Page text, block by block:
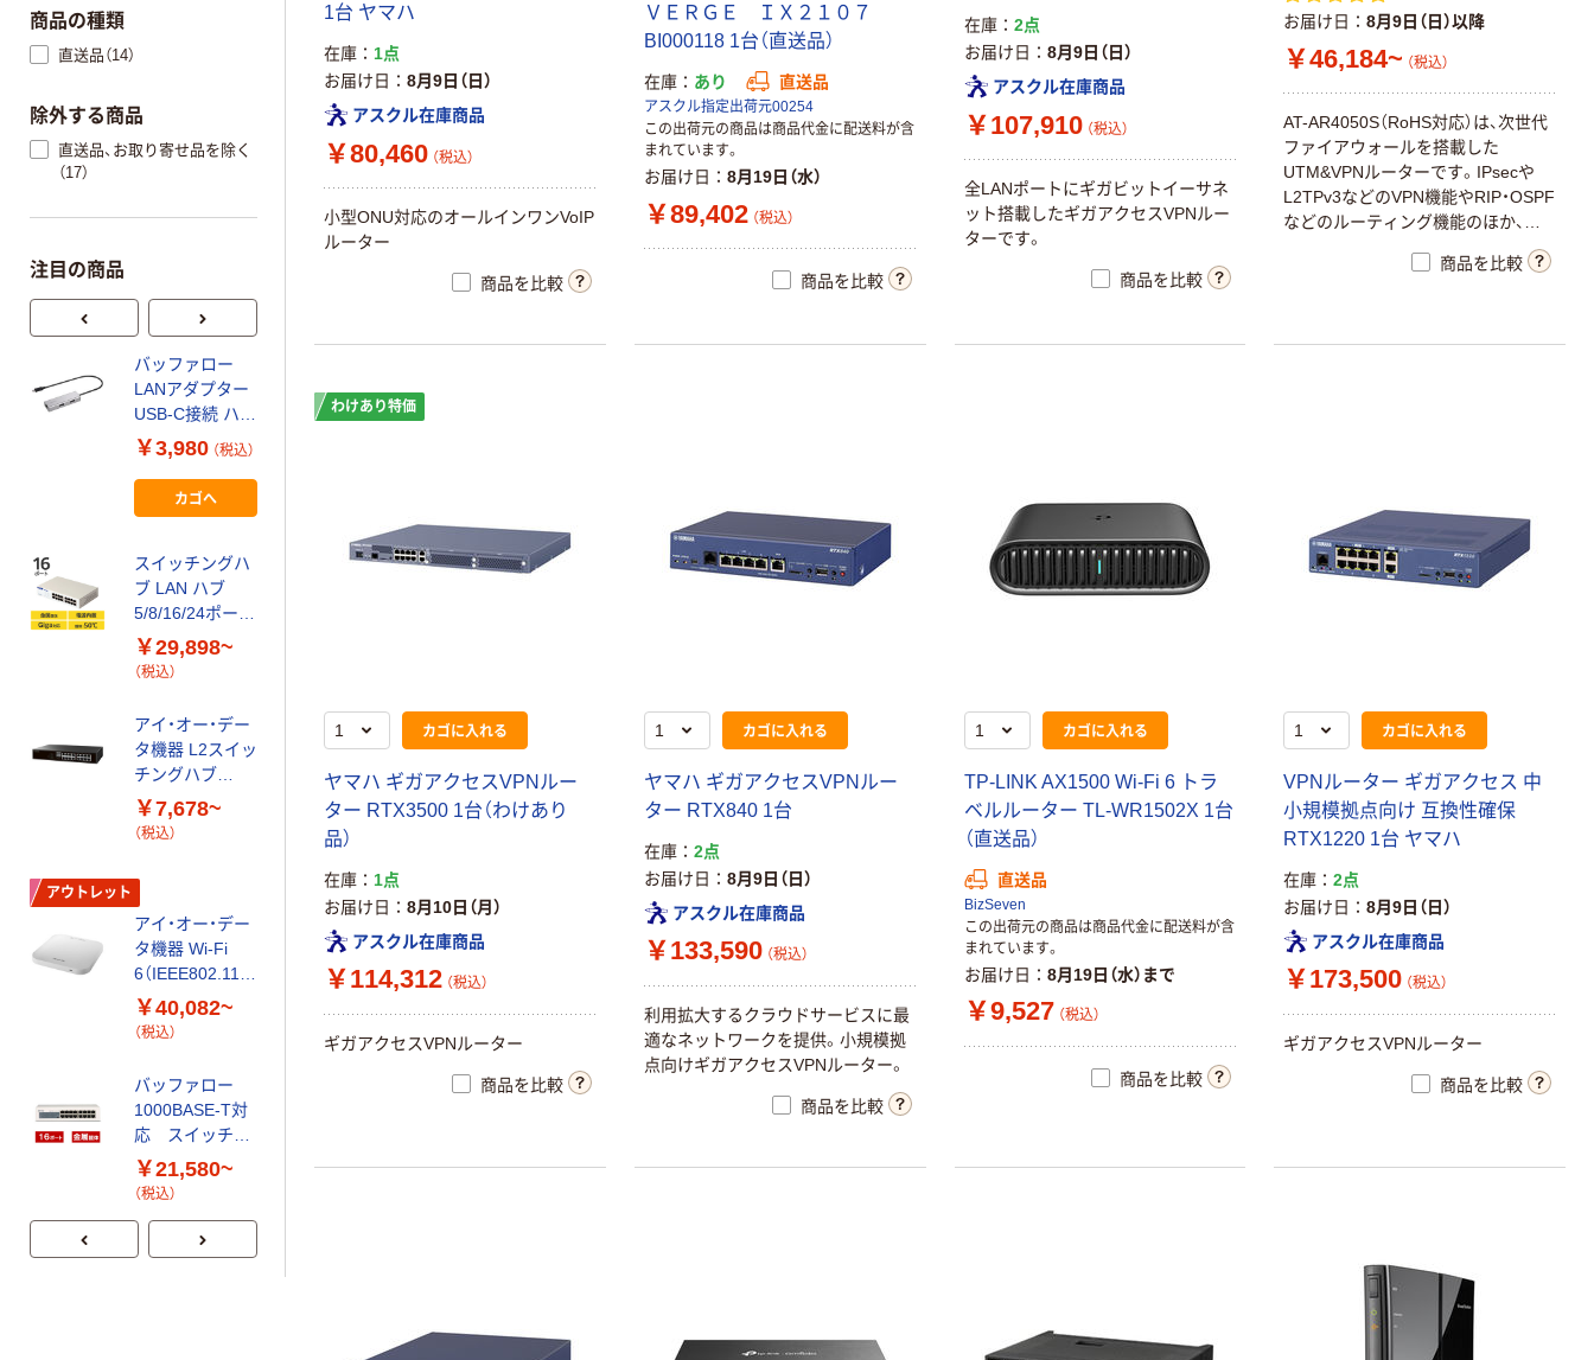
1台 ヤマハ
在庫
1点
お届け日
8月9日（日）
アスクル在庫商品
￥80,460 （税込）
小型ONU対応のオールインワンVoIP
ルーター
商品を比較
ＶＥＲＧＥ ＩＸ２１０７
BI000118 1台（直送品）
在庫 あり 直送品
アスクル指定出荷元00254
この出荷元の商品は商品代金に配送料が含
まれています。
お届け日 8月19日（水）
￥89,402 （税込）
商品を比較
在庫
2点
お届け日
8月9日（日）
アスクル在庫商品
￥107,910 （税込）
全LANポートにギガビットイーサネ
ット搭載したギガアクセスVPNルー
ターです。
商品を比較
お届け日 8月9日（日）以降
￥46,184~ （税込）
AT-AR4050S（RoHS対応）は、次世代
ファイアウォールを搭載した
UTM&VPNルーターです。IPsecや
L2TPv3などのVPN機能やRIP・OSPF
などのルーティング機能のほか、ア
プリケーションコントロールやWeb
コントロールをはじめとする次世代
部からの攻撃や社内からの情報漏洩
商品を比較
わけあり特価
カゴに入れる
ヤマハ ギガアクセスVPNルー
ター RTX3500 1台（わけあり
品）
在庫
1点
お届け日
8月10日（月）
アスクル在庫商品
￥114,312 （税込）
ギガアクセスVPNルーター
商品を比較
カゴに入れる
ヤマハ ギガアクセスVPNルー
ター RTX840 1台
在庫
2点
お届け日
8月9日（日）
アスクル在庫商品
￥133,590 （税込）
利用拡大するクラウドサービスに最
適なネットワークを提供。小規模拠
点向けギガアクセスVPNルーター。
商品を比較
カゴに入れる
TP-LINK AX1500 Wi-Fi 6 トラ
ベルルーター TL-WR1502X 1台
（直送品）
直送品
BizSeven
この出荷元の商品は商品代金に配送料が含
まれています。
お届け日 8月19日（水）まで
￥9,527 （税込）
商品を比較
カゴに入れる
VPNルーター ギガアクセス 中
小規模拠点向け 互換性確保
RTX1220 1台 ヤマハ
在庫
2点
お届け日
8月9日（日）
アスクル在庫商品
￥173,500 （税込）
ギガアクセスVPNルーター
商品を比較
商品の種類
直送品（14）
除外する商品
直送品、お取り寄せ品を除く
（17）
注目の商品
バッファロー
LANアダプター
USB-C接続 ハブ
付 シルバー
Giga対応 LUD-
U3-CU101SV 1
個
￥3,980 （税込）
カゴへ
スイッチングハ
ブ LAN ハブ
5/8/16/24ポート
ギガ 電源内蔵
金属筐体 3年保
￥29,898~
（税込）
アイ・オー・デー
タ機器 L2スイッ
チングハブ
ETG-ESH
￥7,678~
（税込）
アウトレット
アイ・オー・デー
タ機器 Wi-Fi
6（IEEE802.11ax
）対応
￥40,082~
（税込）
バッファロー
1000BASE-T対
応 スイッチン
グハブ（電源内
蔵タイプ）
￥21,580~
（税込）
ブ 5/8ポート 白/
黒 ギガ LAN ハ
バッファロー レ
イヤー2 Giga
PoE スマートス
Type-C ー 有線
LANアダプタ
￥2,508~
（税込）
ブ LAN ハブ
3/5/ポート ギガ
体 電源外付 ル
ープ検知 エレコ
ム
￥3,058~
バッファロー
Wi-Fi6ルーター
￥8,274~
バッファロー
ク筐 体／電源
内蔵モデル １
ブ LANハブ 8ポ
ート 全ポート
音ファンレス ブ
ラック EHC-
LQ01-8 エレコ
ム 1個（直送品）
￥8,840
スイッチングハ
ブ 8ポート 電源
内蔵 AT-
GS910/8 レイヤ
ー2スイッチ
￥17,820
（税込）
スイッチングハ
ブ LAN ハブ
アイ・オー・デー
タ機器 L2スイッ
チングハブ
￥7,678~
アイ・オー・デー
タ機器 Wi-Fi
6（IEEE802.11ax
￥40,082~
（税込）
1000BASE-T対
￥21,580~